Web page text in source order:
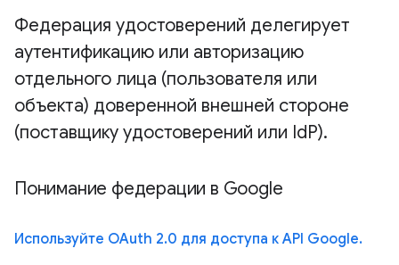
Федерация удостоверений делегирует
аутентификацию или авторизацию
отдельного лица (пользователя или
объекта) доверенной внешней стороне
(поставщику удостоверений или IdP).
Понимание федерации в Google
Используйте OAuth 2.0 для доступа к API Google.